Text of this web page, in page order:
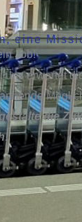
eine
Job!
uns erwartet
die